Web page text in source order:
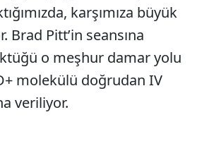
karşımıza büyük
Brad Pitt’in seansına
o meşhur damar yolu
molekülü doğrudan IV
veriliyor.